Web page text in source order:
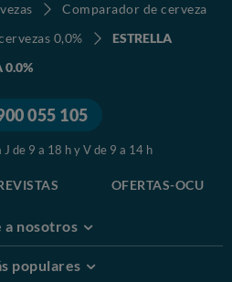
Comparador de cerveza
0,0%
ESTRELLA
0.0%
055 105
J de 9 a 18 h y V de 9 a 14 h
OFERTAS-OCU
a nosotros
populares